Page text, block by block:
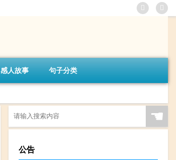
感人故事 句子分类
☚
公告